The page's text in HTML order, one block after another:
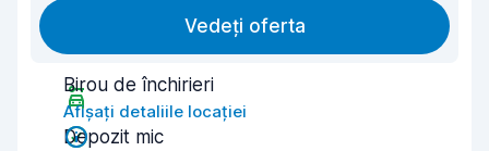
Vedeți oferta
Birou de închirieri
Afișați detaliile locației
Depozit mic